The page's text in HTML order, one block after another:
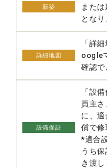
新築
また
となり
詳細地図
「詳
oogle
確認で
設備保証
「設
買主
に、
償で修
*適合
うち
き渡し